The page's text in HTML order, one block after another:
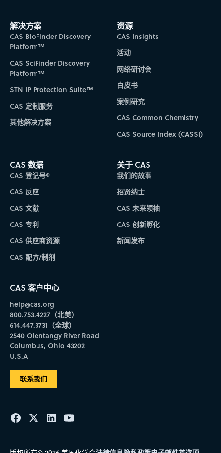
解决方案
CAS BioFinder Discovery
Platform™
CAS SciFinder Discovery
Platform™
STN IP Protection Suite™
CAS 定制服务
其他解决方案
资源
CAS Insights
活动
网络研讨会
白皮书
案例研究
CAS Common Chemistry
CAS Source Index (CASSI)
CAS 数据
CAS 登记号®
CAS 反应
CAS 文献
CAS 专利
CAS 供应商资源
CAS 配方/制剂
关于 CAS
我们的故事
招贤纳士
CAS 未来领袖
CAS 创新孵化
新闻发布
CAS 客户中心
help@cas.org
800.753.4227（北美）
614.447.3731（全球）
2540 Olentangy River Road
Columbus, Ohio 43202
U.S.A
联系我们